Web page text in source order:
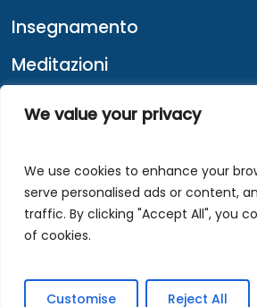
We value your privacy
We use cookies to enhance your
serve personalised ads or content,
traffic. By clicking "Accept All", you
of cookies.
Customise Reject All
Insegnamento
Meditazioni
Missione di strada
Chi siamo